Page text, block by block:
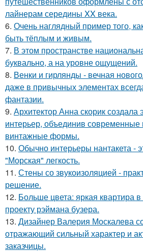
лайнерам середины XX века.
6. Очень наглядный пример того,
быть тёплым и живым.
7. В этом пространстве
буквально, а на уровне ощущений.
8. Венки и гирлянды - вечная
даже в привычных элементах
фантазии.
9. Архитектор Анна скорик создала
интерьер, объединив
винтажные формы.
10. Обычно интерьеры нантакета -
"Морская" легкость.
11. Стены со звукоизоляцией -
решение.
12. Больше цвета: яркая квартира
проекту рэймана бузера.
13. Дизайнер Валерия Москалева
отражающий сильный характер и
заказчицы.